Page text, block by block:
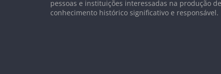
pessoas e instituições interessadas na produção
conhecimento histórico significativo e responsável.